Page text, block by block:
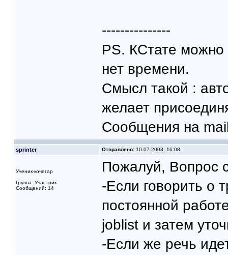
---------------
PS. КСтате можно
нет времени.
Смысл такой :
желает
Сообщения на
sprinter Отправлено:10.07.2003, 16:08
Ученик-кочегар
Группа: Участник
Сообщений: 14
Пожалуй, Вопрос
-Если говорить о
постоянной
joblist и затем
-Если же речь